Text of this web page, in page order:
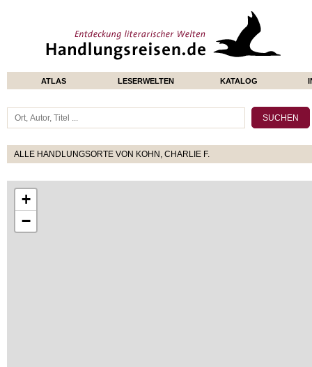
ATLAS LESERWELTEN KATALOG
ALLE HANDLUNGSORTE VON KOHN, CHARLIE F.
+
−